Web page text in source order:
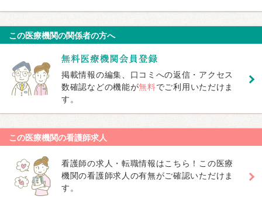
この医療機関の関係者の方へ
掲載情報の編集、口コミへの返信・アクセス
数確認などの機能が無料でご利用いただけま
す。
この医療機関の看護師求人
看護師の求人・転職情報はこちら！この医療
機関の看護師求人の有無がご確認いただけま
す。